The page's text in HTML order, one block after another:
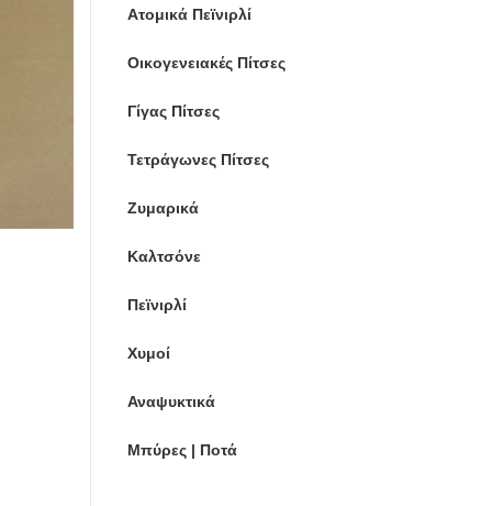
Ατομικά Πεϊνιρλί
Οικογενειακές Πίτσες
Γίγας Πίτσες
Τετράγωνες Πίτσες
Ζυμαρικά
Καλτσόνε
Πεϊνιρλί
Χυμοί
Αναψυκτικά
Μπύρες | Ποτά